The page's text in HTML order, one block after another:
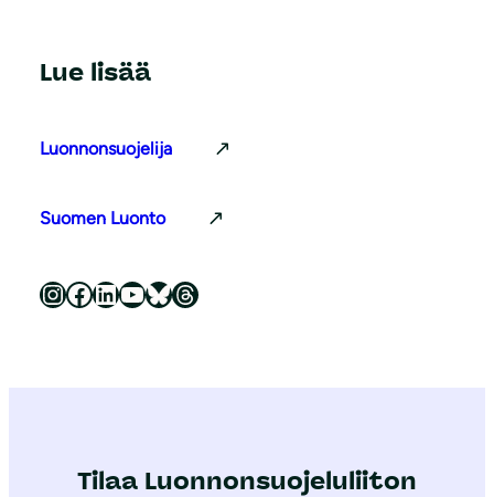
Lue lisää
Luonnonsuojelija
Suomen Luonto
Luonnonsuojeluliitto Instagramissa Luonnonsuojeluliitto Facebookissa Luonnonsuojeluliitto LinkedInissä Luonnonsuojeluliiton YouTube-kanava Luonnonsuojeluliitto Blueskyssa Luonnonsuojeluliitto Threadsissa
Tilaa Luonnonsuojeluliiton